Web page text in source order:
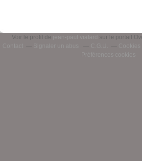
Voir le profil de jean-paul vialard sur le portail
Contact
Signaler un abus C.G.U.
Cookies
Préférences cookies